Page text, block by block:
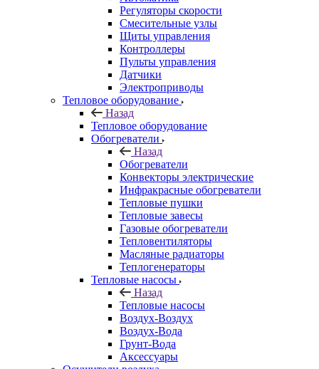
Регуляторы скорости
Смесительные узлы
Щиты управления
Контроллеры
Пульты управления
Датчики
Электроприводы
Тепловое оборудование
Назад
Тепловое оборудование
Обогреватели
Назад
Обогреватели
Конвекторы электрические
Инфракрасные обогреватели
Тепловые пушки
Тепловые завесы
Газовые обогреватели
Тепловентиляторы
Масляные радиаторы
Теплогенераторы
Тепловые насосы
Назад
Тепловые насосы
Воздух-Воздух
Воздух-Вода
Грунт-Вода
Аксессуары